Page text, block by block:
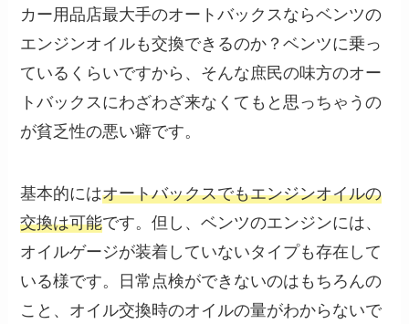
カー用品店最大手のオートバックスならベンツの
エンジンオイルも交換できるのか？ベンツに乗っ
ているくらいですから、そんな庶民の味方のオー
トバックスにわざわざ来なくてもと思っちゃうの
が貧乏性の悪い癖です。
基本的にはオートバックスでもエンジンオイルの
交換は可能です。但し、ベンツのエンジンには、
オイルゲージが装着していないタイプも存在して
いる様です。日常点検ができないのはもちろんの
こと、オイル交換時のオイルの量がわからないで